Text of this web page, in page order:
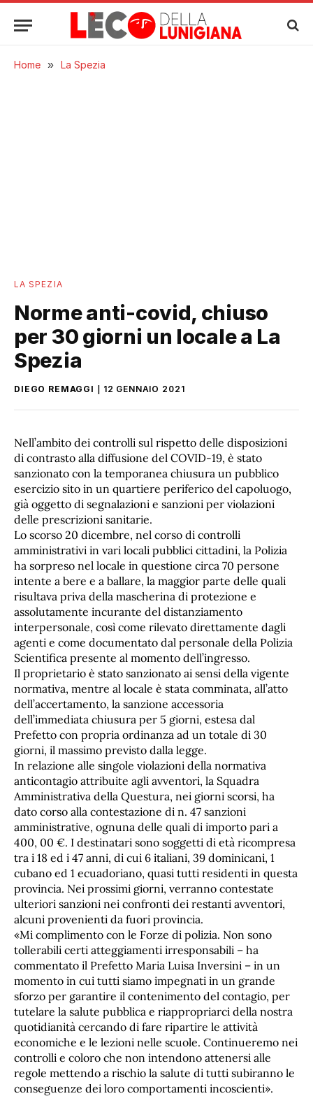
Home » La Spezia
LA SPEZIA
Norme anti-covid, chiuso
per 30 giorni un locale a La
Spezia
DIEGO REMAGGI 12 GENNAIO 2021
Nell’ambito dei controlli sul rispetto delle disposizioni
di contrasto alla diffusione del COVID-19, è stato
sanzionato con la temporanea chiusura un pubblico
esercizio sito in un quartiere periferico del capoluogo,
già oggetto di segnalazioni e sanzioni per violazioni
delle prescrizioni sanitarie.
Lo scorso 20 dicembre, nel corso di controlli
amministrativi in vari locali pubblici cittadini, la Polizia
ha sorpreso nel locale in questione circa 70 persone
intente a bere e a ballare, la maggior parte delle quali
risultava priva della mascherina di protezione e
assolutamente incurante del distanziamento
interpersonale, così come rilevato direttamente dagli
agenti e come documentato dal personale della Polizia
Scientifica presente al momento dell’ingresso.
Il proprietario è stato sanzionato ai sensi della vigente
normativa, mentre al locale è stata comminata, all’atto
dell’accertamento, la sanzione accessoria
dell’immediata chiusura per 5 giorni, estesa dal
Prefetto con propria ordinanza ad un totale di 30
giorni, il massimo previsto dalla legge.
In relazione alle singole violazioni della normativa
anticontagio attribuite agli avventori, la Squadra
Amministrativa della Questura, nei giorni scorsi, ha
dato corso alla contestazione di n. 47 sanzioni
amministrative, ognuna delle quali di importo pari a
400, 00 €. I destinatari sono soggetti di età ricompresa
tra i 18 ed i 47 anni, di cui 6 italiani, 39 dominicani, 1
cubano ed 1 ecuadoriano, quasi tutti residenti in questa
provincia. Nei prossimi giorni, verranno contestate
ulteriori sanzioni nei confronti dei restanti avventori,
alcuni provenienti da fuori provincia.
«Mi complimento con le Forze di polizia. Non sono
tollerabili certi atteggiamenti irresponsabili – ha
commentato il Prefetto Maria Luisa Inversini – in un
momento in cui tutti siamo impegnati in un grande
sforzo per garantire il contenimento del contagio, per
tutelare la salute pubblica e riappropriarci della nostra
quotidianità cercando di fare ripartire le attività
economiche e le lezioni nelle scuole. Continueremo nei
controlli e coloro che non intendono attenersi alle
regole mettendo a rischio la salute di tutti subiranno le
conseguenze dei loro comportamenti incoscienti».